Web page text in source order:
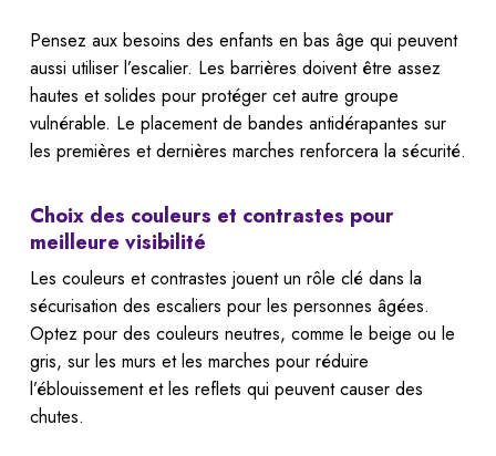
Pensez aux besoins des enfants en bas âge qui peuvent
aussi utiliser l’escalier. Les barrières doivent être assez
hautes et solides pour protéger cet autre groupe
vulnérable. Le placement de bandes antidérapantes sur
les premières et dernières marches renforcera la sécurité.
Choix des couleurs et contrastes pour
meilleure visibilité
Les couleurs et contrastes jouent un rôle clé dans la
sécurisation des escaliers pour les personnes âgées.
Optez pour des couleurs neutres, comme le beige ou le
gris, sur les murs et les marches pour réduire
l’éblouissement et les reflets qui peuvent causer des
chutes.